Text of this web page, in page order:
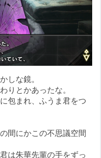
しな鏡。
りとかあったな。
包まれ、ふうま君をつ
間にかこの不思議空間
は朱華先輩の手をずっ